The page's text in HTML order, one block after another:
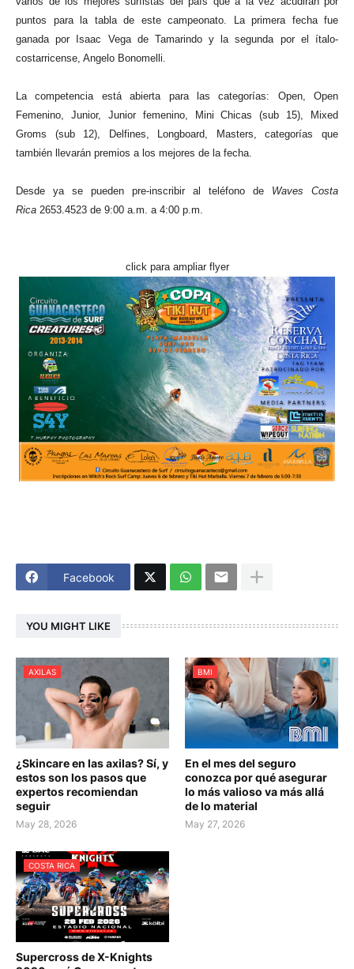
puntos para la tabla de este campeonato. La primera fecha fue
ganada por Isaac Vega de Tamarindo y la segunda por el ítalo-
costarricense, Angelo Bonomelli.
La competencia está abierta para las categorías: Open, Open
Femenino, Junior, Junior femenino, Mini Chicas (sub 15), Mixed
Groms (sub 12), Delfines, Longboard, Masters, categorías que
también llevarán premios a los mejores de la fecha.
Desde ya se pueden pre-inscribir al teléfono de Waves Costa
Rica 2653.4523 de 9:00 a.m. a 4:00 p.m.
click para ampliar flyer
Facebook
YOU MIGHT LIKE
AXILAS
¿Skincare en las axilas? Sí, y
estos son los pasos que
expertos recomiendan
seguir
May 28, 2026
BMI
En el mes del seguro
conozca por qué asegurar
lo más valioso va más allá
de lo material
May 27, 2026
COSTA RICA
Supercross de X-Knights